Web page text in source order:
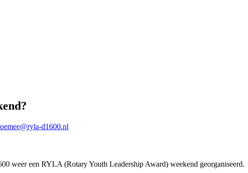
d1600.nl
weer een RYLA (Rotary Youth Leadership Award) weekend georganiseerd.